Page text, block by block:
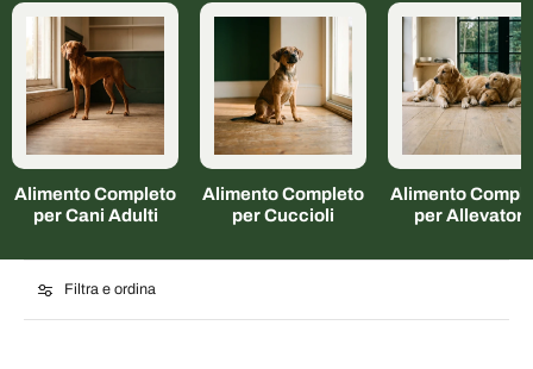
Alimento Completo
per Cani Adulti
Alimento Completo
per Cuccioli
Alimento
per Allevatori
Filtra e ordina